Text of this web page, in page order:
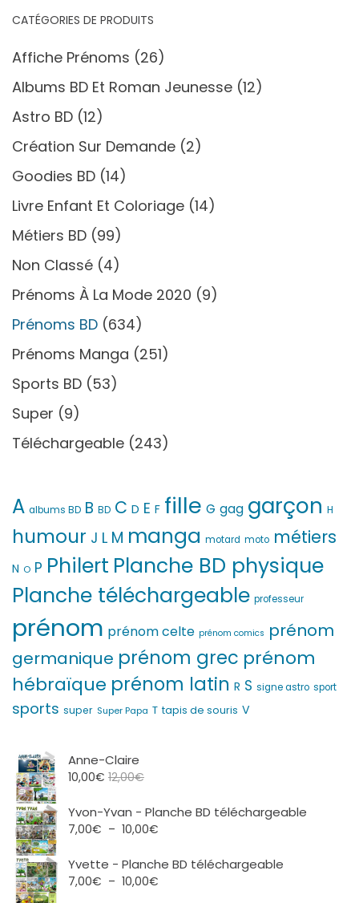
CATÉGORIES DE PRODUITS
Affiche Prénoms (26)
Albums BD Et Roman Jeunesse (12)
Astro BD (12)
Création Sur Demande (2)
Goodies BD (14)
Livre Enfant Et Coloriage (14)
Métiers BD (99)
Non Classé (4)
Prénoms À La Mode 2020 (9)
Prénoms BD (634)
Prénoms Manga (251)
Sports BD (53)
Super (9)
Téléchargeable (243)
A albums BD B BD C D E F fille G gag garçon H
humour J L M manga motard moto métiers
N O P Philert Planche BD physique
Planche téléchargeable professeur
prénom prénom celte prénom comics prénom
germanique prénom grec prénom
hébraïque prénom latin R S signe astro sport
sports super Super Papa T tapis de souris V
Anne-Claire
10,00€ 12,00€
Yvon-Yvan - Planche BD téléchargeable
7,00€ – 10,00€
prix :
Yvette - Planche BD téléchargeable
7,00€ – 10,00€